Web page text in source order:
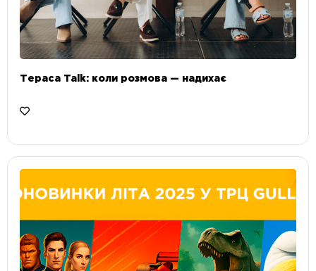
Тераса Talk: коли розмова — надихає